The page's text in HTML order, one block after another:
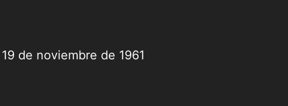
de noviembre de 1961